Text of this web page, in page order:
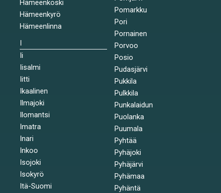
Hämeenkoski
Hämeenkyrö
Hämeenlinna
I
Ii
Iisalmi
Iitti
Ikaalinen
Ilmajoki
Ilomantsi
Imatra
Inari
Inkoo
Isojoki
Isokyrö
Itä-Suomi
Pomarkku
Pori
Pornainen
Porvoo
Posio
Pudasjärvi
Pukkila
Pulkkila
Punkalaidun
Puolanka
Puumala
Pyhtää
Pyhäjoki
Pyhäjärvi
Pyhämaa
Pyhäntä